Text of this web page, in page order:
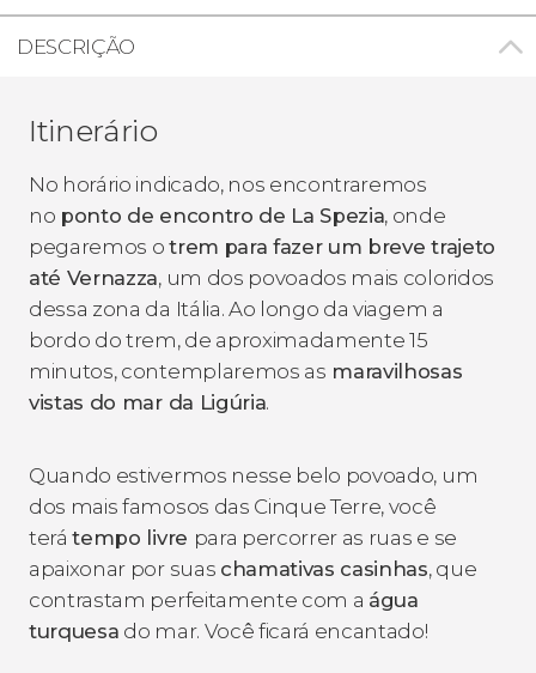
DESCRIÇÃO
Itinerário
No horário indicado, nos encontraremos
no ponto de encontro de La Spezia, onde
pegaremos otrem para fazer um breve trajeto
até Vernazza, um dos povoados mais coloridos
dessa zona da Itália. Ao longo da viagem a
bordo do trem, de aproximadamente 15
minutos, contemplaremos as maravilhosas
vistas do mar da Ligúria.
Quando estivermos nesse belo povoado, um
dos mais famosos das Cinque Terre, você
terátempo livre para percorrer as ruas e se
apaixonar por suas chamativas casinhas, que
contrastam perfeitamente com a água
turquesa do mar. Você ficará encantado!